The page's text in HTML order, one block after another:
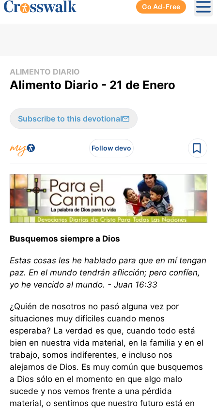
Go Ad-Free
ALIMENTO DIARIO
Alimento Diario - 21 de Enero
Subscribe to this devotional
Follow devo
Busquemos siempre a Dios
Estas cosas les he hablado para que en mí tengan
paz. En el mundo tendrán aflicción; pero confíen,
yo he vencido al mundo. - Juan 16:33
¿Quién de nosotros no pasó alguna vez por
situaciones muy difíciles cuando menos
esperaba? La verdad es que, cuando todo está
bien en nuestra vida material, en la familia y en el
trabajo, somos indiferentes, e incluso nos
alejamos de Dios. Es muy común que busquemos
a Dios sólo en el momento en que algo malo
sucede y nos vemos frente a una pérdida
material, o sentimos que nuestro futuro está en